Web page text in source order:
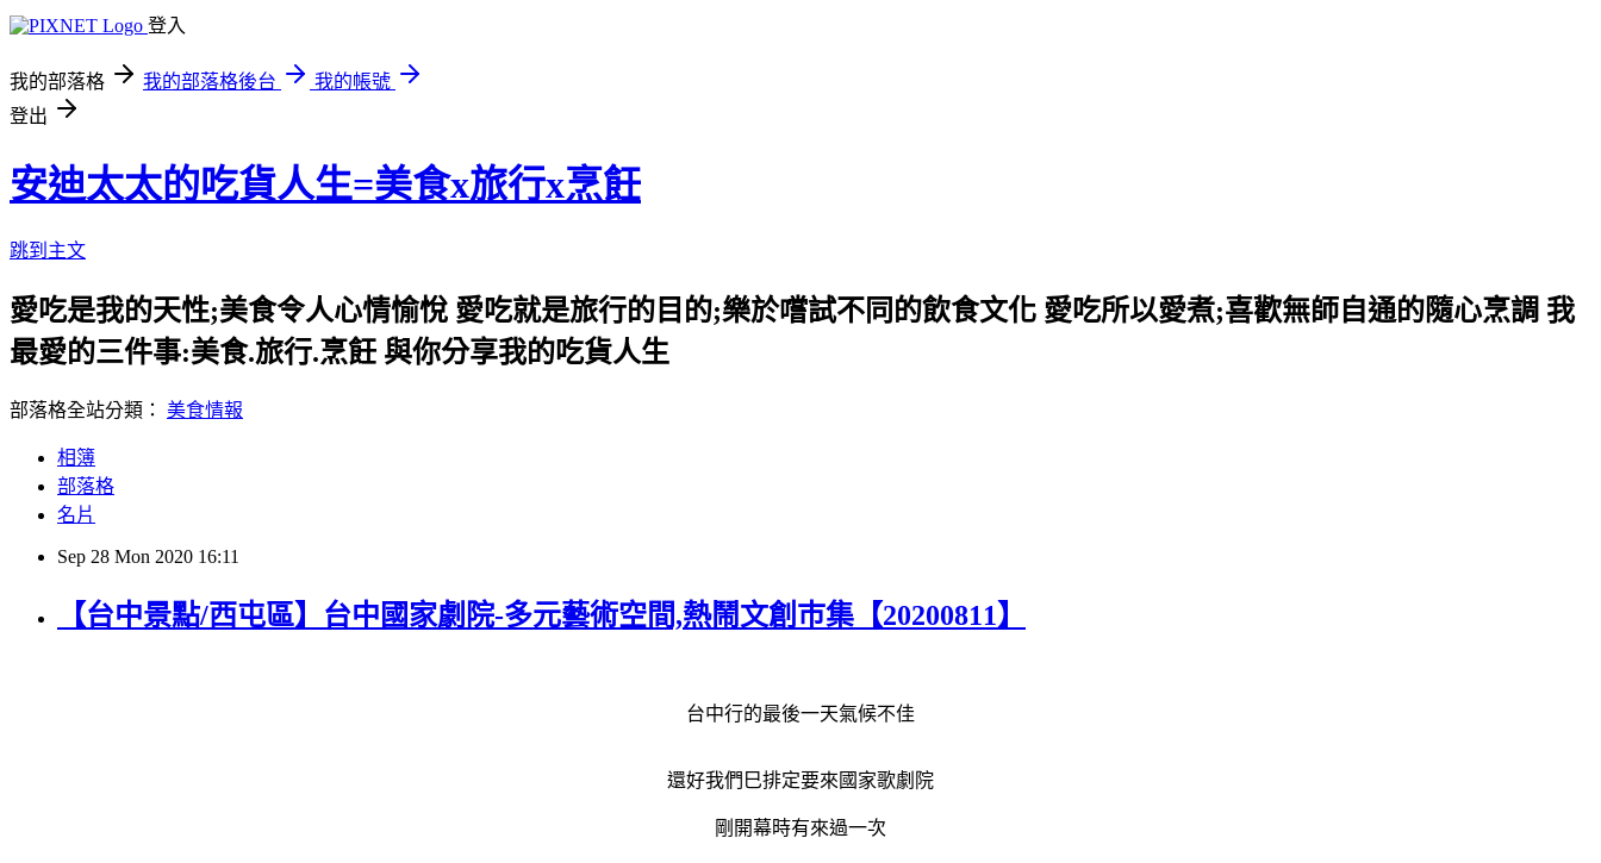
登入
我的部落格 我的部落格後台
我的帳號
登出
安迪太太的吃貨人生=美食x旅行x烹飪
跳到主文
愛吃是我的天性;美食令人心情愉悅 愛吃就是旅行的目的;樂於嚐試不同的飲食文化 愛吃所以愛煮;喜歡無師自通的隨心烹調 我
最愛的三件事:美食.旅行.烹飪 與你分享我的吃貨人生
部落格全站分類： 美食情報
相簿
部落格
名片
Sep 28 Mon 2020 16:11
【台中景點/西屯區】台中國家劇院-多元藝術空間,熱鬧文創巿集【20200811】
台中行的最後一天氣候不佳
還好我們巳排定要來國家歌劇院
剛開幕時有來過一次